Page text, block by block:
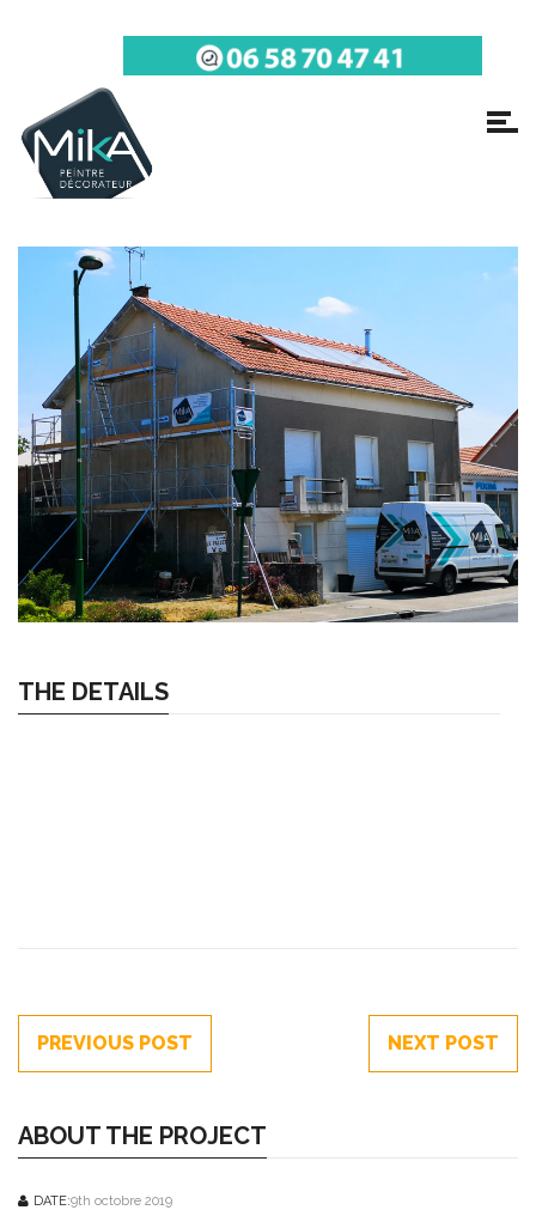
THE DETAILS
PREVIOUS POST NEXT POST
ABOUT THE PROJECT
DATE:9th octobre 2019